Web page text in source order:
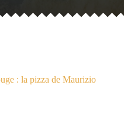
: la pizza de Maurizio